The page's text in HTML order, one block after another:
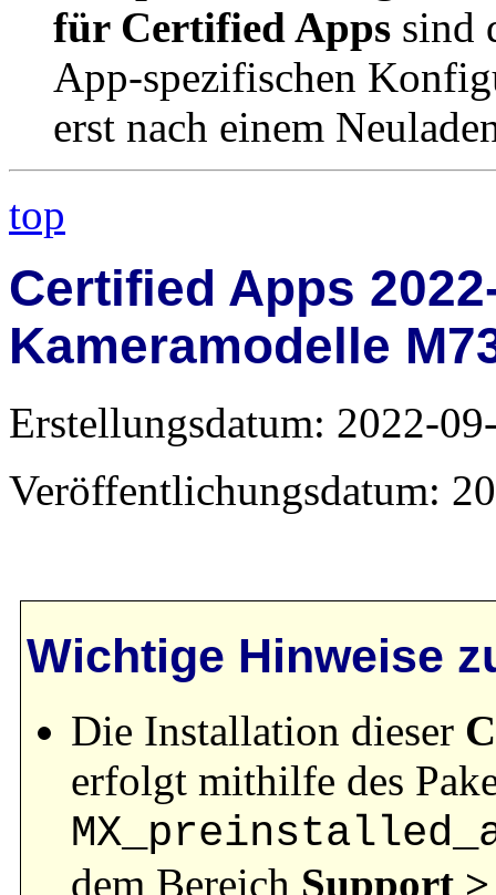
für Certified Apps sind
App-spezifischen
erst nach einem
top
Certified Apps
Kameramodelle
Erstellungsdatum: 2022-
Veröffentlichungsdatum:
Wichtige Hinweise
Die Installation dieser
erfolgt mithilfe des
dem Bereich Support